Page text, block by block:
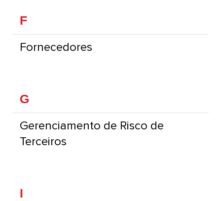
F
Fornecedores
G
Gerenciamento de Risco de
Terceiros
I